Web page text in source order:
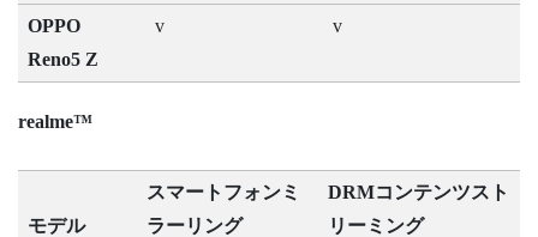
OPPO
Reno5 Z
v v
realme™
モデル
スマートフォンミ
ラーリング
DRMコンテンツスト
リーミング